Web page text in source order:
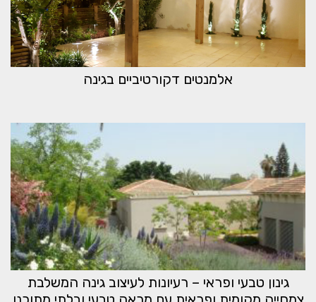
אלמנטים דקורטיביים בגינה
גינון טבעי ופראי – רעיונות לעיצוב גינה המשלבת